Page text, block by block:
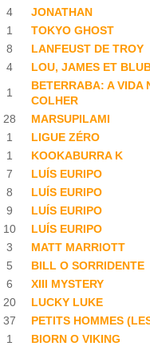
4
JONATHAN
1
TOKYO GHOST
8
LANFEUST DE TROY
4
LOU, JAMES ET
1
BETERRABA: A VIDA
COLHER
28
MARSUPILAMI
1
LIGUE ZÉRO
1
KOOKABURRA K
7
LUÍS EURIPO
8
LUÍS EURIPO
9
LUÍS EURIPO
10
LUÍS EURIPO
3
MATT MARRIOTT
5
BILL O SORRIDENTE
6
XIII MYSTERY
20
LUCKY LUKE
37
PETITS HOMMES
1
BIORN O VIKING